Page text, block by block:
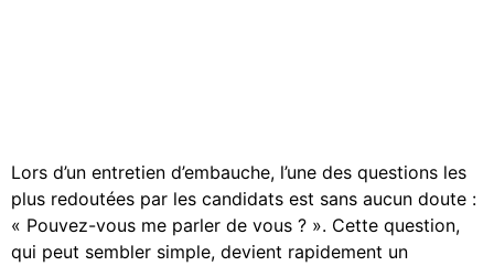
Lors d’un entretien d’embauche, l’une des questions les
plus redoutées par les candidats est sans aucun doute :
« Pouvez-vous me parler de vous ? ». Cette question,
qui peut sembler simple, devient rapidement un